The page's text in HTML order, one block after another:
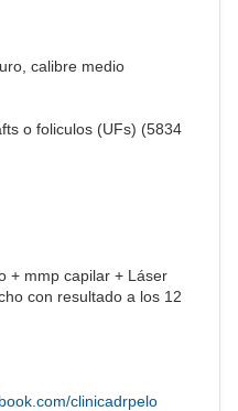
calibre medio
o foliculos (UFs) (5834
+ mmp capilar + Láser
con resultado a los 12
clinicadrpelo